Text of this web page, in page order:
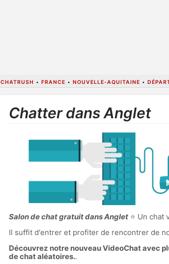
CHATRUSH • FRANCE • NOUVELLE-AQUITAINE •
Chatter dans Anglet
Salon de chat gratuit dans Anglet⭐ Un chat
Il suffit d'entrer et profiter de rencontrer de
Découvrez notre nouveau VideoChat avec
de chat aléatoires..